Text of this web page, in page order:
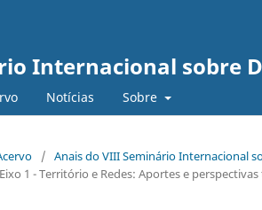
Internacional sobre
Notícias Sobre
/ Anais do VIII Seminário Internacional
Eixo 1 - Território e Redes: Aportes e